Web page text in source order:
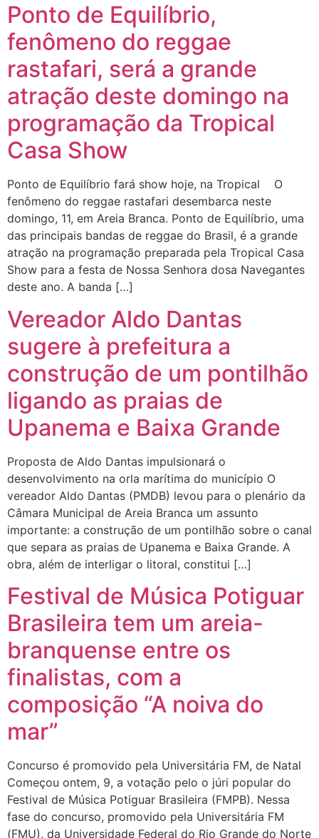
Ponto de Equilíbrio,
fenômeno do reggae
rastafari, será a grande
atração deste domingo na
programação da Tropical
Casa Show
Ponto de Equilíbrio fará show hoje, na Tropical O
fenômeno do reggae rastafari desembarca neste
domingo, 11, em Areia Branca. Ponto de Equilíbrio, uma
das principais bandas de reggae do Brasil, é a grande
atração na programação preparada pela Tropical Casa
Show para a festa de Nossa Senhora dosa Navegantes
deste ano. A banda […]
Vereador Aldo Dantas
sugere à prefeitura a
construção de um pontilhão
ligando as praias de
Upanema e Baixa Grande
Proposta de Aldo Dantas impulsionará o
desenvolvimento na orla marítima do município O
vereador Aldo Dantas (PMDB) levou para o plenário da
Câmara Municipal de Areia Branca um assunto
importante: a construção de um pontilhão sobre o canal
que separa as praias de Upanema e Baixa Grande. A
obra, além de interligar o litoral, constitui […]
Festival de Música Potiguar
Brasileira tem um areia-
branquense entre os
finalistas, com a
composição “A noiva do
mar”
Concurso é promovido pela Universitária FM, de Natal
Começou ontem, 9, a votação pelo o júri popular do
Festival de Música Potiguar Brasileira (FMPB). Nessa
fase do concurso, promovido pela Universitária FM
(FMU), da Universidade Federal do Rio Grande do Norte